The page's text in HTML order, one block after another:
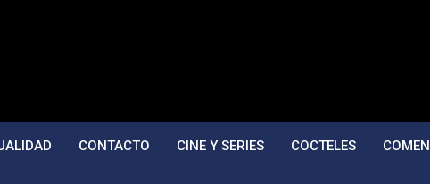
CONTACTO CINE Y SERIES COCTELES